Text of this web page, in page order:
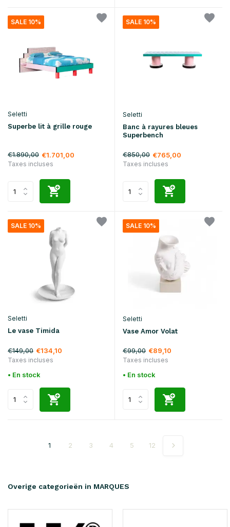
SALE 10%
Seletti
Superbe lit à grille rouge
€1.890,00 €1.701,00
Taxes incluses
SALE 10%
Seletti
Banc à rayures bleues
Superbench
€850,00 €765,00
Taxes incluses
SALE 10%
Seletti
Le vase Timida
€149,00 €134,10
Taxes incluses
• En stock
SALE 10%
Seletti
Vase Amor Volat
€99,00 €89,10
Taxes incluses
• En stock
1 2 3 4 5 12
Overige categorieën in MARQUES